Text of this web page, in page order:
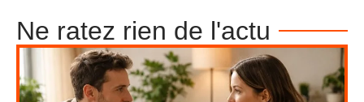
Ne ratez rien de l'actu